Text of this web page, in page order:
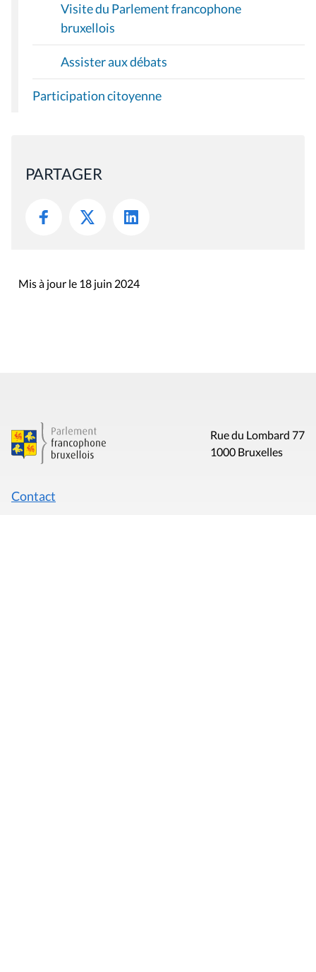
Visite du Parlement francophone
bruxellois
Assister aux débats
Participation citoyenne
PARTAGER
Mis à jour le 18 juin 2024
Rue du Lombard 77
1000 Bruxelles
Contact